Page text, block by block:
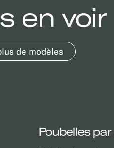
en
de modèles
Poubelles